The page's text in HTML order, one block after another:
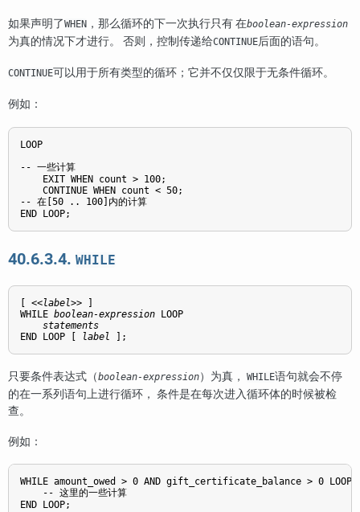
如果声明了WHEN ，那么循环的下一次执行只有 在boolean-expression
为真的情况下才进行。 否则，控制传递给CONTINUE后面的语句。
CONTINUE可以用于所有类型的循环；它并不仅仅限于无条件循环。
例如：
LOOP
-- 一些计算
    EXIT WHEN count > 100;
    CONTINUE WHEN count < 50;
-- 在[50 .. 100]内的计算
END LOOP;
40.6.3.4. WHILE
[ <<label>>
]
WHILE boolean-expression LOOP
statements
END LOOP [
label ];
只要条件表达式（boolean-expression）为真， WHILE语句就会不停
的在一系列语句上进行循环， 条件是在每次进入循环体的时候被检
查。
例如：
WHILE amount_owed > 0 AND gift_certificate_balance > 0 LOOP
    -- 这里的一些计算
END LOOP;